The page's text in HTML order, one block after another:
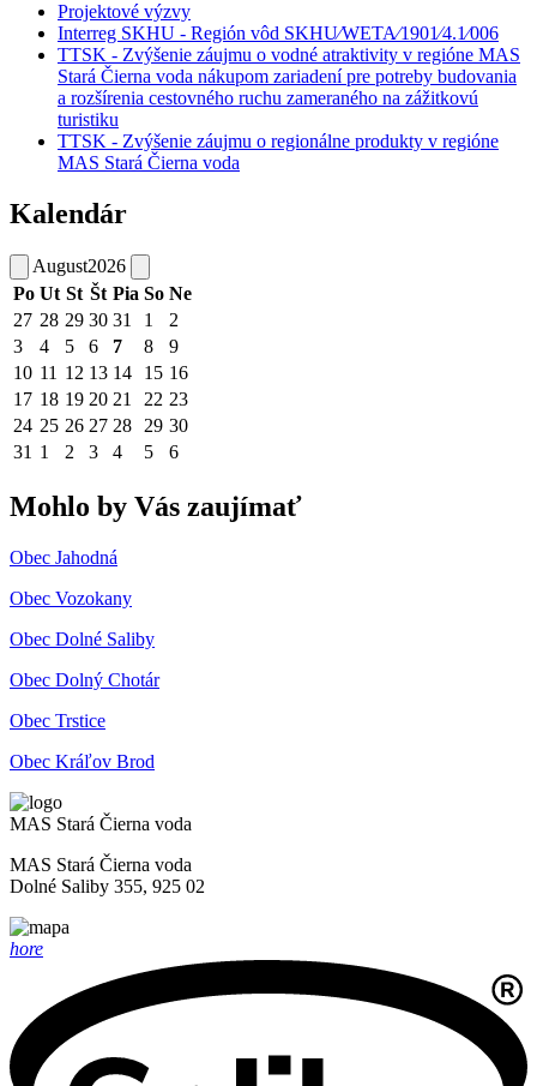
Projektové výzvy
Interreg SKHU - Región vôd SKHU⁄WETA⁄1901⁄4.1⁄006
TTSK - Zvýšenie záujmu o vodné atraktivity v regióne MAS
Stará Čierna voda nákupom zariadení pre potreby budovania
a rozšírenia cestovného ruchu zameraného na zážitkovú
turistiku
TTSK - Zvýšenie záujmu o regionálne produkty v regióne
MAS Stará Čierna voda
Kalendár
August2026
Po Ut St Št Pia So Ne
27 28 29 30 31 1
2
3
4 5 6 7 8
9
10 11 12 13 14 15 16
17 18 19 20 21 22 23
24 25 26 27 28 29 30
31 1 2 3 4 5 6
Mohlo by Vás zaujímať
Obec Jahodná
Obec Vozokany
Obec Dolné Saliby
Obec Dolný Chotár
Obec Trstice
Obec Kráľov Brod
MAS Stará Čierna voda
MAS Stará Čierna voda
Dolné Saliby 355, 925 02
hore